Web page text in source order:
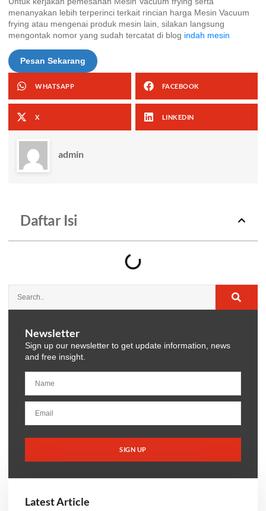
menanyakan lebih terperinci terkait rincian harga Mesin Vacuum
frying atau mengenai produk mesin lain, silakan langsung
mengontak nomor yang sudah tercatat di blog indah mesin
Pesan Sekarang
WHATSAPP FACEBOOK
X LINKEDIN
admin
Daftar Isi
Newsletter
Sign up our newsletter to get update information, news
and free insight.
SIGN UP
Latest Article